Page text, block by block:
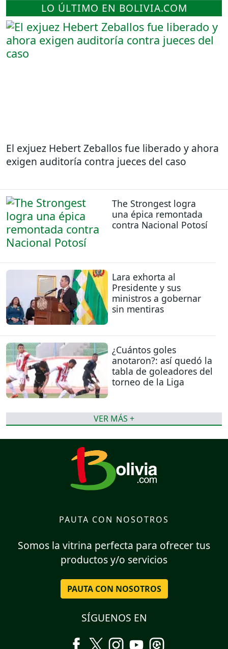
LO ÚLTIMO EN BOLIVIA.COM
El exjuez Hebert Zeballos fue liberado y ahora
exigen auditoría contra jueces del caso
The Strongest logra
una épica remontada
contra Nacional Potosí
Lara exhorta al
Presidente y sus
ministros a gobernar
sin mentiras
¿Cuántos goles
anotaron?: así quedó la
tabla de goleadores del
torneo de la Liga
VER MÁS +
PAUTA CON NOSOTROS
Somos la vitrina perfecta para ofrecer tus
productos y/o servicios
PAUTA CON NOSOTROS
SÍGUENOS EN